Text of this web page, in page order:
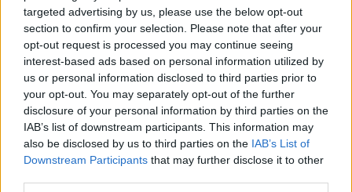
targeted advertising by us, please use the below opt-out
section to confirm your selection. Please note that after your
opt-out request is processed you may continue seeing
interest-based ads based on personal information utilized by
us or personal information disclosed to third parties prior to
your opt-out. You may separately opt-out of the further
disclosure of your personal information by third parties on the
IAB’s list of downstream participants. This information may
also be disclosed by us to third parties on the IAB’s List of
Downstream Participants that may further disclose it to other
ΠΡΟΗΓΟΎΜΕΝΟ ΆΡΘΡΟ: ΘΗΣΑΥΡΟΦΥΛΆΚΙΟ ΜΕ
ΠΡΟΗΓ ΕΠΌΜΕΝΟ
ΕΠΌΜΕΝΟ
facebook messenger
twitter
whatsapp
email
Ακολούθησε το platform.gr στο Google News και μάθε